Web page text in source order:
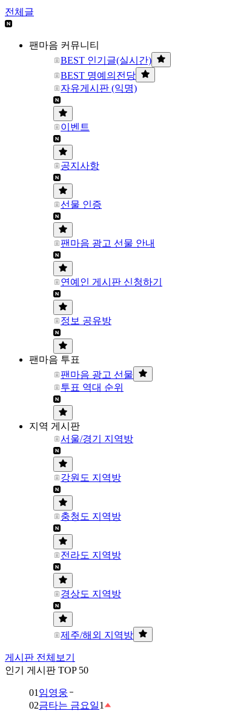
전체글
팬마음 커뮤니티
BEST 인기글(실시간)
BEST 명예의전당
자유게시판 (익명)
이벤트
공지사항
선물 인증
팬마음 광고 선물 안내
연예인 게시판 신청하기
정보 공유방
팬마음 투표
팬마음 광고 선물
투표 역대 순위
지역 게시판
서울/경기 지역방
강원도 지역방
충청도 지역방
전라도 지역방
경상도 지역방
제주/해외 지역방
게시판 전체보기
인기 게시판 TOP 50
01 임영웅
02금타는 금요일1